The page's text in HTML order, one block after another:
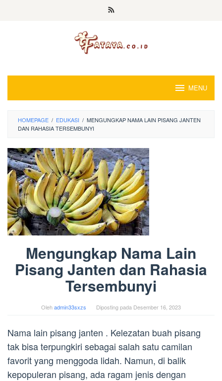
MENU
HOMEPAGE / EDUKASI / MENGUNGKAP NAMA LAIN PISANG JANTEN
DAN RAHASIA TERSEMBUNYI
Mengungkap Nama Lain
Pisang Janten dan Rahasia
Tersembunyi
Olehadmin33sxzs Diposting pada Desember 16, 2023
Nama lain pisang janten . Kelezatan buah pisang
tak bisa terpungkiri sebagai salah satu camilan
favorit yang menggoda lidah. Namun, di balik
kepopuleran pisang, ada ragam jenis dengan